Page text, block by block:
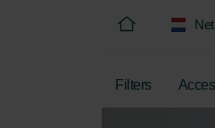
Filters